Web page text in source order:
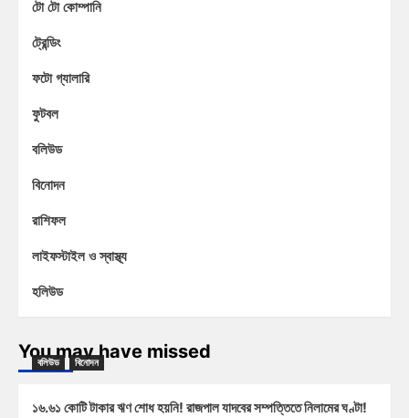
টো টো কোম্পানি
ট্রেন্ডিং
ফটো গ্যালারি
ফুটবল
বলিউড
বিনোদন
রাশিফল
লাইফস্টাইল ও স্বাস্থ্য
হলিউড
You may have missed
বলিউড বিনোদন
১৬.৬১ কোটি টাকার ঋণ শোধ হয়নি! রাজপাল যাদবের সম্পত্তিতে নিলামের ঘণ্টা!